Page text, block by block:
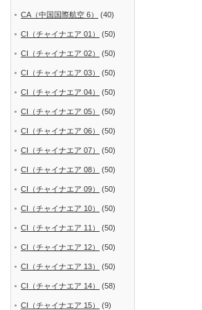
CA（中国国際航空 6） (40)
CI（チャイナエア 01） (50)
CI（チャイナエア 02） (50)
CI（チャイナエア 03） (50)
CI（チャイナエア 04） (50)
CI（チャイナエア 05） (50)
CI（チャイナエア 06） (50)
CI（チャイナエア 07） (50)
CI（チャイナエア 08） (50)
CI（チャイナエア 09） (50)
CI（チャイナエア 10） (50)
CI（チャイナエア 11） (50)
CI（チャイナエア 12） (50)
CI（チャイナエア 13） (50)
CI（チャイナエア 14） (58)
CI（チャイナエア 15） (9)